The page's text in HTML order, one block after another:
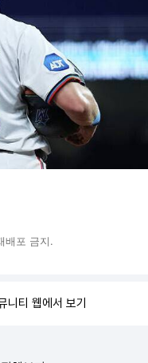
배포 금지.
니티 웹에서 보기